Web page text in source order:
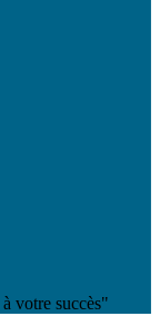
votre succès"